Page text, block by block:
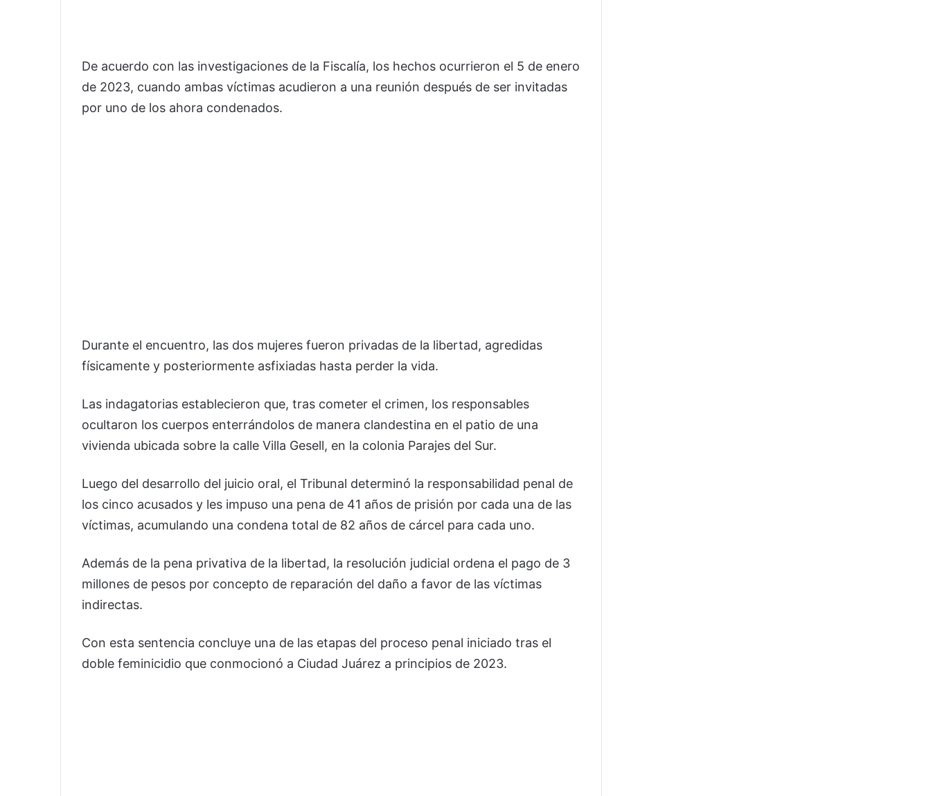
De acuerdo con las investigaciones de la Fiscalía, los hechos ocurrieron el 5 de enero
de 2023, cuando ambas víctimas acudieron a una reunión después de ser invitadas
por uno de los ahora condenados.
Durante el encuentro, las dos mujeres fueron privadas de la libertad, agredidas
físicamente y posteriormente asfixiadas hasta perder la vida.
Las indagatorias establecieron que, tras cometer el crimen, los responsables
ocultaron los cuerpos enterrándolos de manera clandestina en el patio de una
vivienda ubicada sobre la calle Villa Gesell, en la colonia Parajes del Sur.
Luego del desarrollo del juicio oral, el Tribunal determinó la responsabilidad penal de
los cinco acusados y les impuso una pena de 41 años de prisión por cada una de las
víctimas, acumulando una condena total de 82 años de cárcel para cada uno.
Además de la pena privativa de la libertad, la resolución judicial ordena el pago de 3
millones de pesos por concepto de reparación del daño a favor de las víctimas
indirectas.
Con esta sentencia concluye una de las etapas del proceso penal iniciado tras el
doble feminicidio que conmocionó a Ciudad Juárez a principios de 2023.